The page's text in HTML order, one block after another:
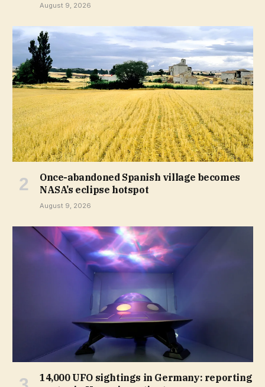
August 9, 2026
Once-abandoned Spanish village becomes
NASA’s eclipse hotspot
August 9, 2026
14,000 UFO sightings in Germany: reporting